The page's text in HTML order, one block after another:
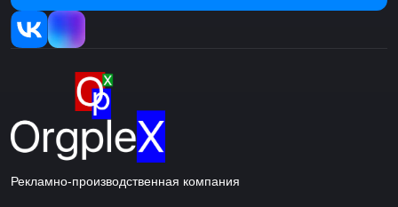
Рекламно-производственная компания